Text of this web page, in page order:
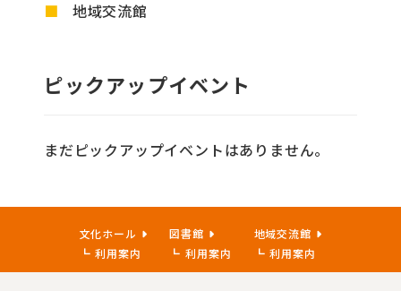
地域交流館
ピックアップイベント
まだピックアップイベントはありません。
文化ホール
利用案内
図書館
利用案内
地域交流館
利用案内